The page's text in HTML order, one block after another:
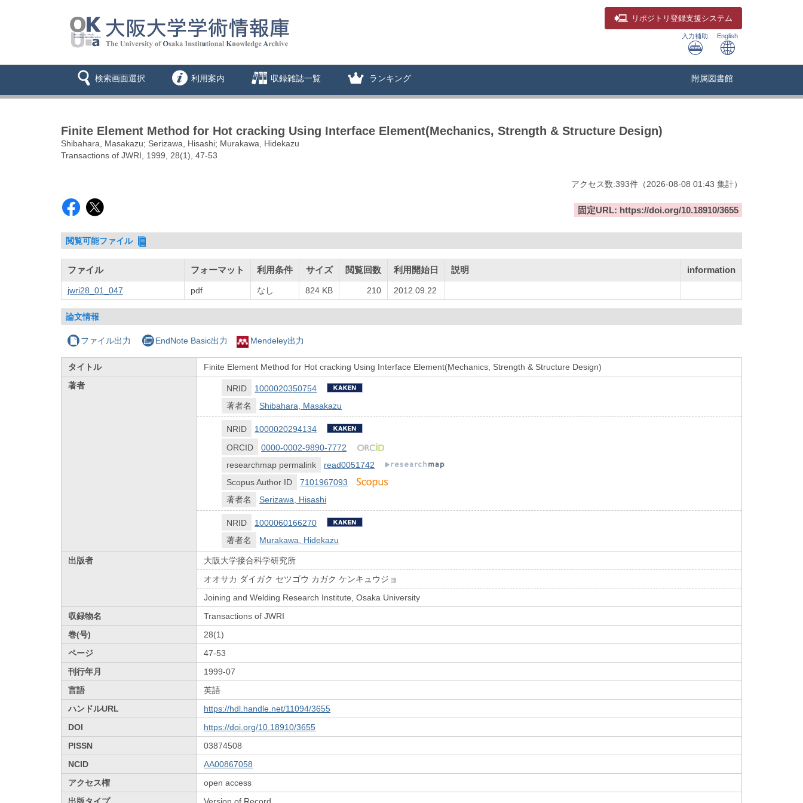
リポジトリ 登録支援システム
入力補助 English
検索画面選択 利用案内 収録雑誌一覧 ランキング 附属図書館
Finite Element Method for Hot cracking Using Interface Element(Mechanics, Strength & Structure Design)
Shibahara, Masakazu; Serizawa, Hisashi; Murakawa, Hidekazu
Transactions of JWRI, 1999, 28(1), 47-53
アクセス数:393件 （2026-08-08 01:43 集計）
固定URL: https://doi.org/10.18910/3655
閲覧可能ファイル
ファイル フォーマット 利用条件 サイズ 閲覧回数 利用開始日 説明 information
jwri28_01_047 pdf なし 824 KB 210 2012.09.22
論文情報
ファイル出力 EndNote Basic出力 Mendeley出力
タイトル
Finite Element Method for Hot cracking Using Interface Element(Mechanics, Strength & Structure Design)
著者
NRID
1000020350754
著者名
Shibahara, Masakazu
NRID
1000020294134
ORCID
0000-0002-9890-7772
researchmap permalink
read0051742
Scopus Author ID
7101967093
著者名
Serizawa, Hisashi
NRID
1000060166270
著者名
Murakawa, Hidekazu
出版者
大阪大学接合科学研究所
オオサカ ダイガク セツゴウ カガク ケンキュウジョ
Joining and Welding Research Institute, Osaka University
収録物名
Transactions of JWRI
巻(号)
28(1)
ページ
47-53
刊行年月
1999-07
言語
英語
ハンドルURL
https://hdl.handle.net/11094/3655
DOI
https://doi.org/10.18910/3655
PISSN
03874508
NCID
AA00867058
アクセス権
open access
出版タイプ
Version of Record